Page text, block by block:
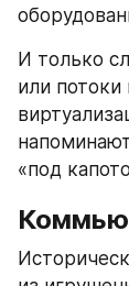
И только
или потоки
«под